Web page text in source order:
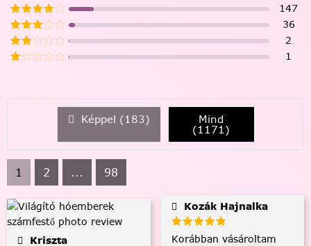
147
36
2
1
Képpel (183) Mind
(1171)
1 2 ... 98
Kriszta
Kozák Hajnalka
Korábban vásároltam